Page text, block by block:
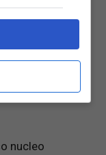
senza
a 3 mila
con
nucleo